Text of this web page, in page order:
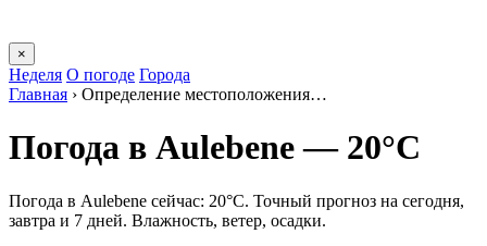
×
Неделя О погоде Города
Главная › Определение местоположения…
Погода в Aulebenе — 20°C
Погода в Aulebenе сейчас: 20°C. Точный прогноз на сегодня,
завтра и 7 дней. Влажность, ветер, осадки.